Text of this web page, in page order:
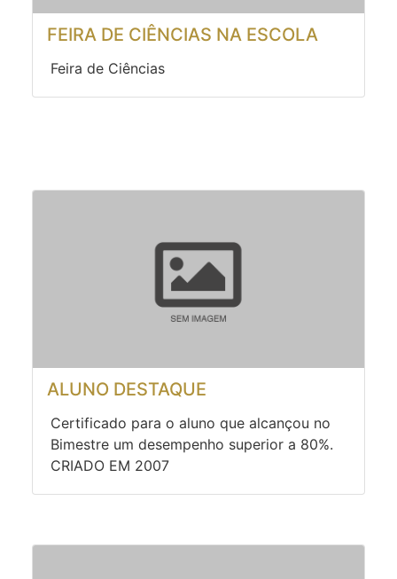
FEIRA DE CIÊNCIAS NA ESCOLA
Feira de Ciências
ALUNO DESTAQUE
Certificado para o aluno que alcançou no
Bimestre um desempenho superior a 80%.
CRIADO EM 2007